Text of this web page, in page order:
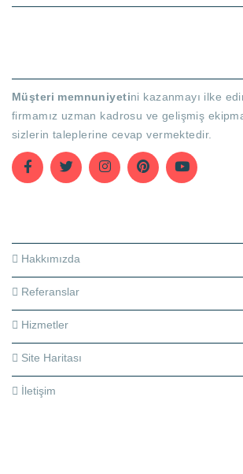
Müşteri memnuniyetini kazanmayı ilke
firmamız uzman kadrosu ve gelişmiş
sizlerin taleplerine cevap vermektedir.
Hakkımızda
Referanslar
Hizmetler
Site Haritası
İletişim